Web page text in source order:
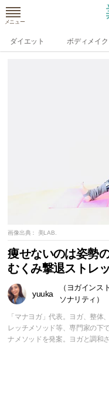
メニュー
ダイエット ボディメイク
画像出典： 美LAB.
痩せないのは姿勢
むくみ撃退ストレ
yuuka
（ヨガインス
ソナリティ）
「マナヨガ」代表。ヨガ、整体
レッチメソッド等、専門家の下
ナメソッドを発案。ヨガと調和